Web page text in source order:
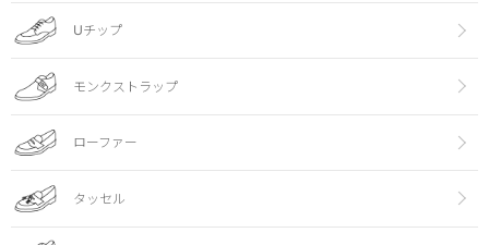
Uチップ
モンクストラップ
ローファー
タッセル